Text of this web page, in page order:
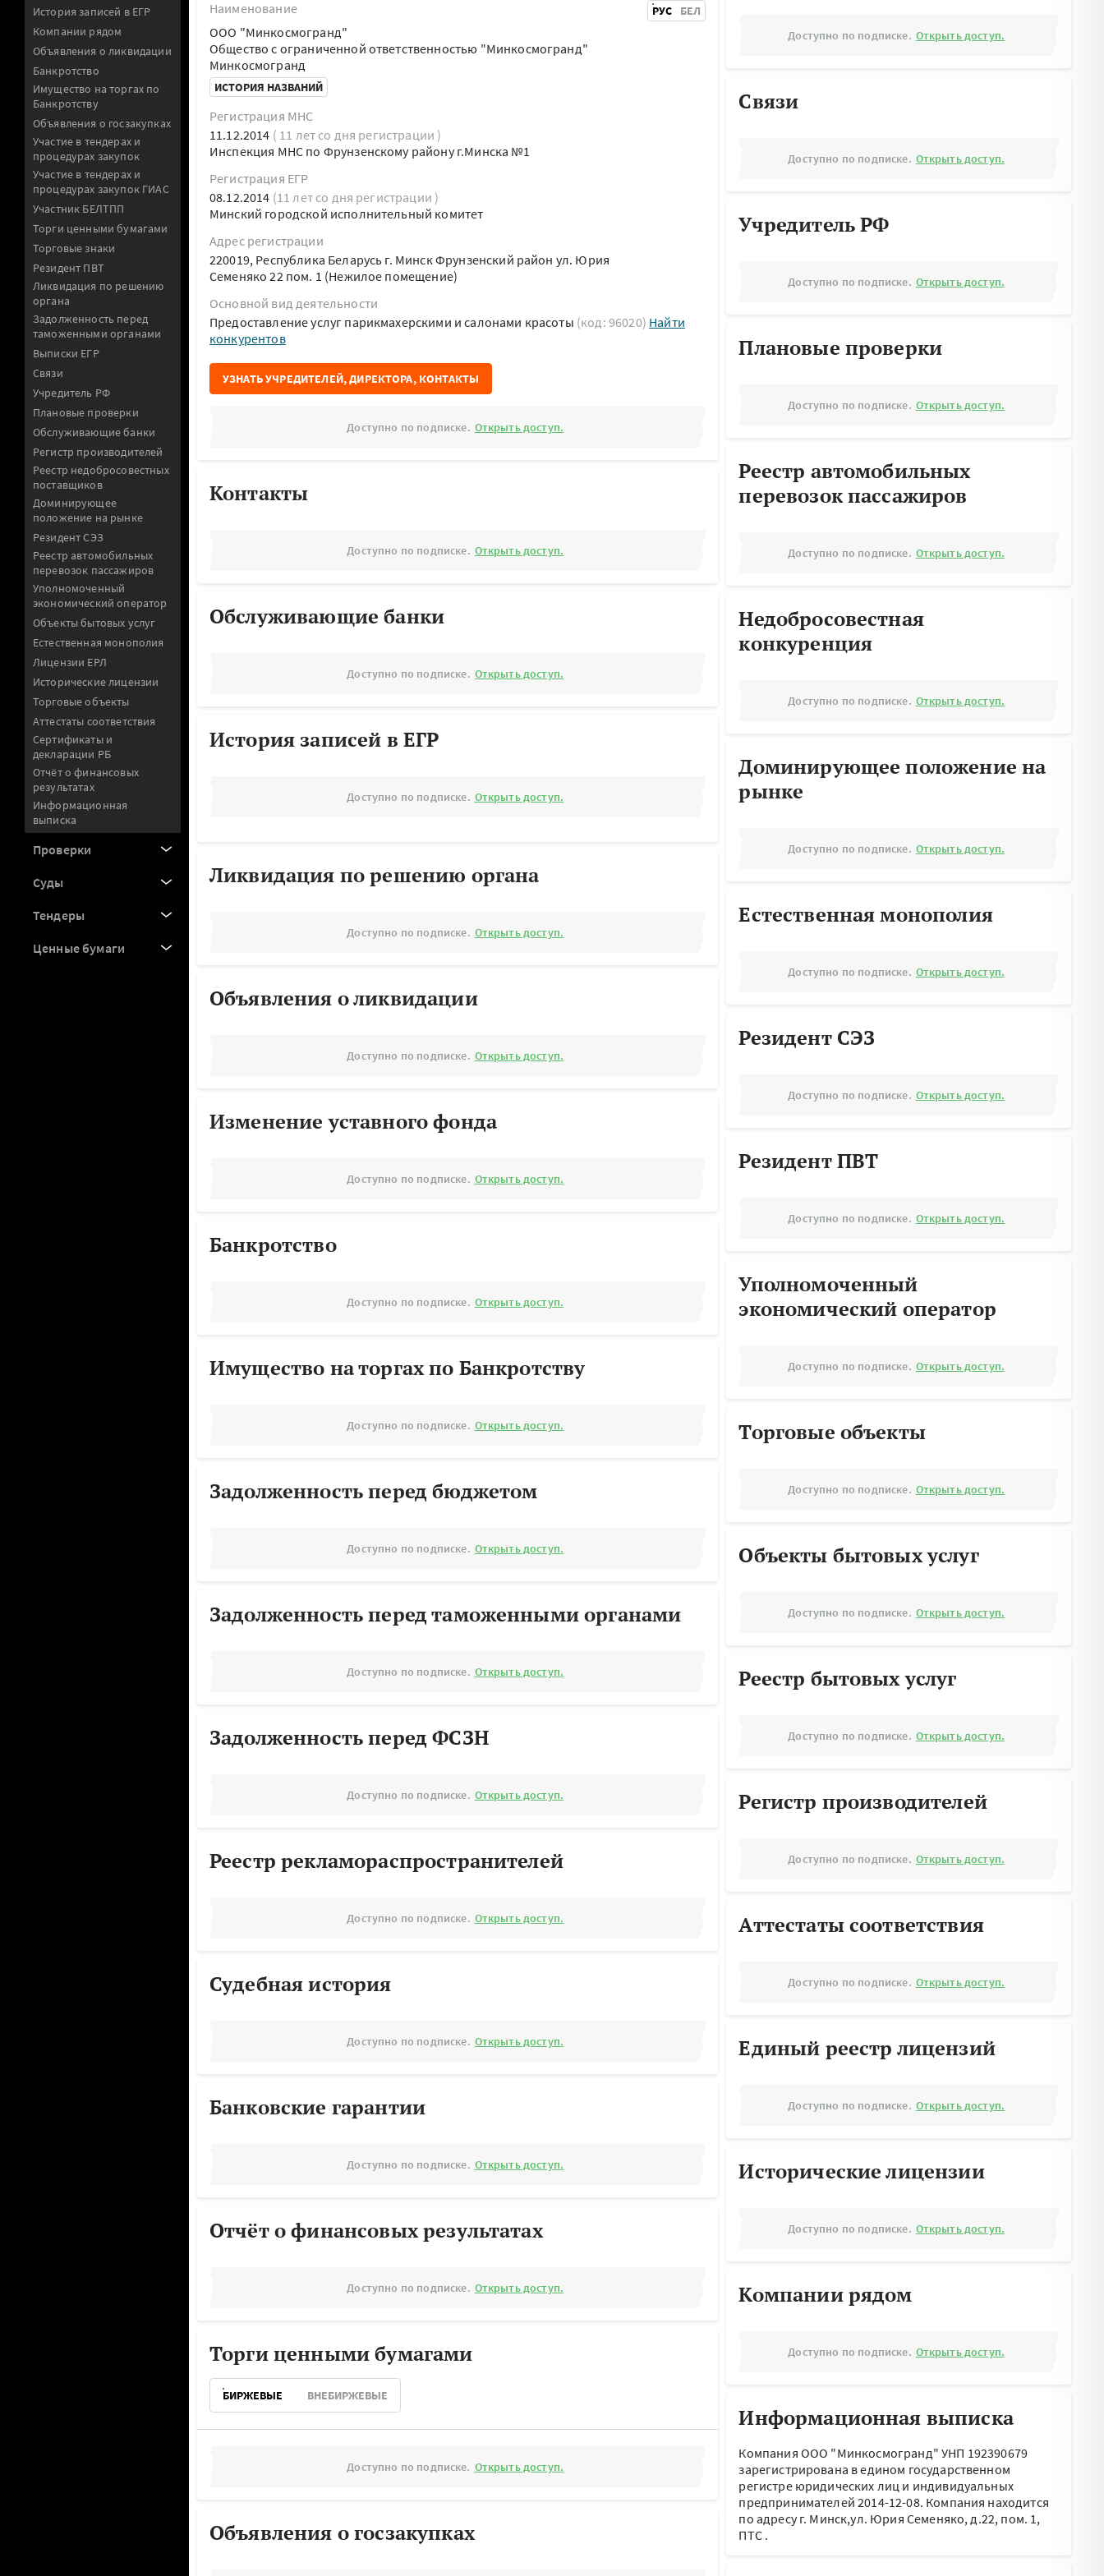
История записей в ЕГР
Компании рядом
Объявления о ликвидации
Банкротство
Имущество на торгах по
Банкротству
Объявления о госзакупках
Участие в тендерах и
процедурах закупок
Участие в тендерах и
процедурах закупок ГИАС
Участник БЕЛТПП
Торги ценными бумагами
Торговые знаки
Резидент ПВТ
Ликвидация по решению
органа
Задолженность перед
таможенными органами
Выписки ЕГР
Связи
Учредитель РФ
Плановые проверки
Обслуживающие банки
Регистр производителей
Реестр недобросовестных
поставщиков
Доминирующее
положение на рынке
Резидент СЭЗ
Реестр автомобильных
перевозок пассажиров
Уполномоченный
экономический оператор
Объекты бытовых услуг
Естественная монополия
Лицензии ЕРЛ
Исторические лицензии
Торговые объекты
Аттестаты соответствия
Сертификаты и
декларации РБ
Отчёт о финансовых
результатах
Информационная
выписка
Проверки
Суды
Тендеры
Ценные бумаги
Наименование
РУС БЕЛ
ООО "Минкосмогранд"
Общество с ограниченной ответственностью "Минкосмогранд"
Минкосмогранд
ИСТОРИЯ НАЗВАНИЙ
Регистрация МНС
11.12.2014 ( 11 лет со дня регистрации )
Инспекция МНС по Фрунзенскому району г.Минска №1
Регистрация ЕГР
08.12.2014 (11 лет со дня регистрации )
Минский городской исполнительный комитет
Адрес регистрации
220019, Республика Беларусь г. Минск Фрунзенский район ул. Юрия
Семеняко 22 пом. 1 (Нежилое помещение)
Основной вид деятельности
Предоставление услуг парикмахерскими и салонами красоты (код: 96020) Найти
конкурентов
УЗНАТЬ УЧРЕДИТЕЛЕЙ, ДИРЕКТОРА, КОНТАКТЫ
Доступно по подписке. Открыть доступ.
Контакты
Доступно по подписке. Открыть доступ.
Обслуживающие банки
Доступно по подписке. Открыть доступ.
История записей в ЕГР
Доступно по подписке. Открыть доступ.
Ликвидация по решению органа
Доступно по подписке. Открыть доступ.
Объявления о ликвидации
Доступно по подписке. Открыть доступ.
Изменение уставного фонда
Доступно по подписке. Открыть доступ.
Банкротство
Доступно по подписке. Открыть доступ.
Имущество на торгах по Банкротству
Доступно по подписке. Открыть доступ.
Задолженность перед бюджетом
Доступно по подписке. Открыть доступ.
Задолженность перед таможенными органами
Доступно по подписке. Открыть доступ.
Задолженность перед ФСЗН
Доступно по подписке. Открыть доступ.
Реестр рекламораспространителей
Доступно по подписке. Открыть доступ.
Судебная история
Доступно по подписке. Открыть доступ.
Банковские гарантии
Доступно по подписке. Открыть доступ.
Отчёт о финансовых результатах
Доступно по подписке. Открыть доступ.
Торги ценными бумагами
БИРЖЕВЫЕ ВНЕБИРЖЕВЫЕ
Доступно по подписке. Открыть доступ.
Объявления о госзакупках
Доступно по подписке. Открыть доступ.
Связи
Доступно по подписке. Открыть доступ.
Учредитель РФ
Доступно по подписке. Открыть доступ.
Плановые проверки
Доступно по подписке. Открыть доступ.
Реестр автомобильных
перевозок пассажиров
Доступно по подписке. Открыть доступ.
Недобросовестная
конкуренция
Доступно по подписке. Открыть доступ.
Доминирующее положение на
рынке
Доступно по подписке. Открыть доступ.
Естественная монополия
Доступно по подписке. Открыть доступ.
Резидент СЭЗ
Доступно по подписке. Открыть доступ.
Резидент ПВТ
Доступно по подписке. Открыть доступ.
Уполномоченный
экономический оператор
Доступно по подписке. Открыть доступ.
Торговые объекты
Доступно по подписке. Открыть доступ.
Объекты бытовых услуг
Доступно по подписке. Открыть доступ.
Реестр бытовых услуг
Доступно по подписке. Открыть доступ.
Регистр производителей
Доступно по подписке. Открыть доступ.
Аттестаты соответствия
Доступно по подписке. Открыть доступ.
Единый реестр лицензий
Доступно по подписке. Открыть доступ.
Исторические лицензии
Доступно по подписке. Открыть доступ.
Компании рядом
Доступно по подписке. Открыть доступ.
Информационная выписка
Компания ООО "Минкосмогранд" УНП 192390679
зарегистрирована в едином государственном
регистре юридических лиц и индивидуальных
предпринимателей 2014-12-08. Компания находится
по адресуг. Минск,ул. Юрия Семеняко, д.22, пом. 1,
ПТС.